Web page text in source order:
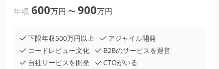
年収 600万円 〜 900万円
下限年収500万円以上
アジャイル開発
コードレビュー文化
B2Bのサービスを運営
自社サービスを開発
CTOがいる